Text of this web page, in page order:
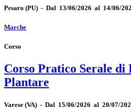
Pesaro (PU) - Dal 13/06/2026 al 14/06/
Marche
Corso
Corso Pratico Serale di
Plantare
Varese (VA) - Dal 15/06/2026 al 20/07/